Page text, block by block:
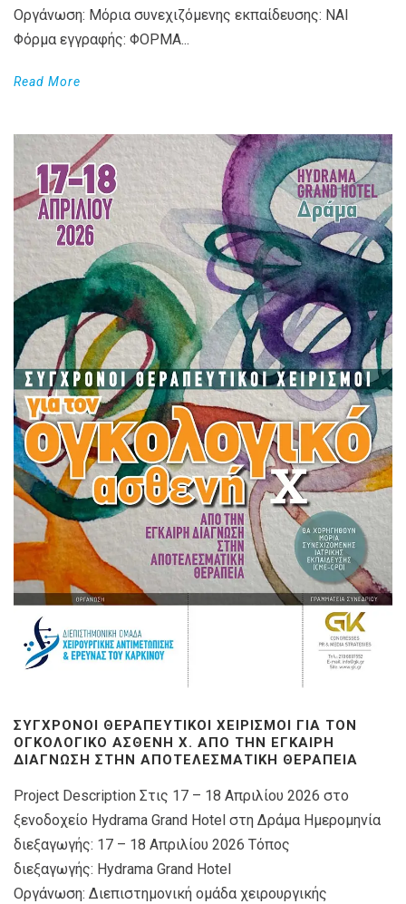
Οργάνωση: Μόρια συνεχιζόμενης εκπαίδευσης: ΝΑΙ
Φόρμα εγγραφής: ΦΟΡΜΑ...
Read More
ΣΎΓΧΡΟΝΟΙ ΘΕΡΑΠΕΥΤΙΚΟΊ ΧΕΙΡΙΣΜΟΊ ΓΙΑ ΤΟΝ
ΟΓΚΟΛΟΓΙΚΌ ΑΣΘΕΝΉ X. ΑΠΌ ΤΗΝ ΈΓΚΑΙΡΗ
ΔΙΆΓΝΩΣΗ ΣΤΗΝ ΑΠΟΤΕΛΕΣΜΑΤΙΚΉ ΘΕΡΑΠΕΊΑ
Project Description Στις 17 – 18 Απριλίου 2026 στο
ξενοδοχείο Hydrama Grand Hotel στη Δράμα Ημερομηνία
διεξαγωγής: 17 – 18 Απριλίου 2026 Τόπος
διεξαγωγής: Hydrama Grand Hotel
Οργάνωση: Διεπιστημονική ομάδα χειρουργικής